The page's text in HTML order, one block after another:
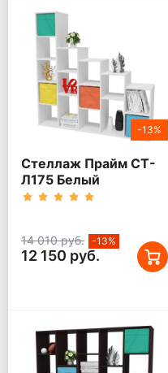
-13%
Стеллаж Прайм СТ-
Л175 Белый
14 010 руб. -13%
12 150 руб.